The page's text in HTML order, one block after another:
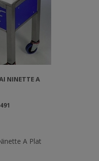
NINETTE A
A Plat